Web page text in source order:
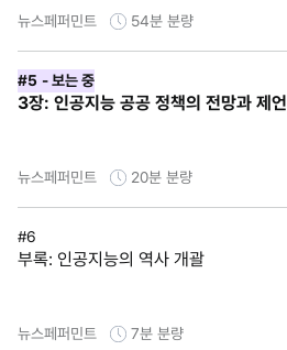
뉴스페퍼민트 54분 분량
#5 - 보는 중
3장: 인공지능 공공 정책의 전망과 제언
뉴스페퍼민트 20분 분량
#6
부록: 인공지능의 역사 개괄
뉴스페퍼민트 7분 분량